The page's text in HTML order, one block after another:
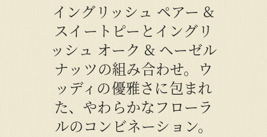
イングリッシュ ペアー &
スイートピーとイングリ
ッシュ オーク & ヘーゼル
ナッツの組み合わせ。ウ
ッディの優雅さに包まれ
た、やわらかなフローラ
ルのコンビネーション。